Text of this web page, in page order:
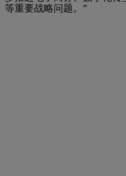
等重要战略问题。”